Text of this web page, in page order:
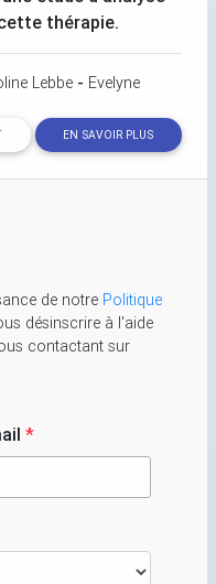
thérapie.
Lebbe - Evelyne
EN SAVOIR PLUS
de notre Politique
désinscrire à l'aide
contactant sur
*